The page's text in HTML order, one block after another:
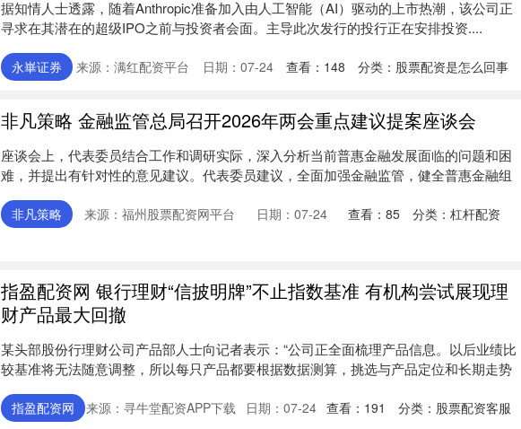
据知情人士透露，随着Anthropic准备加入由人工智能（AI）驱动的上市热潮，该公司正
寻求在其潜在的超级IPO之前与投资者会面。主导此次发行的投行正在安排投资....
永崋证券 来源：满红配资平台 日期：07-24 查看： 148 分类： 股票配资是怎么回事
非凡策略 金融监管总局召开2026年两会重点建议提案座谈会
座谈会上，代表委员结合工作和调研实际，深入分析当前普惠金融发展面临的问题和困
难，并提出有针对性的意见建议。代表委员建议，全面加强金融监管，健全普惠金融组
非凡策略 来源：福州股票配资网平台 日期：07-24 查看： 85 分类： 杠杆配资
指盈配资网 银行理财“信披明牌”不止指数基准 有机构尝试展现理
财产品最大回撤
某头部股份行理财公司产品部人士向记者表示：“公司正全面梳理产品信息。以后业绩比
较基准将无法随意调整，所以每只产品都要根据数据测算，挑选与产品定位和长期走势
指盈配资网 来源：寻牛堂配资APP下载 日期：07-24 查看： 191 分类： 股票配资客服